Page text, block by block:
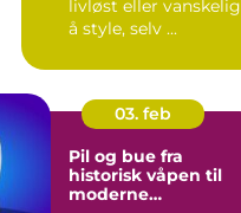
livløst eller vanskelig
å style, selv ...
03. feb
Pil og bue fra
historisk våpen til
moderne